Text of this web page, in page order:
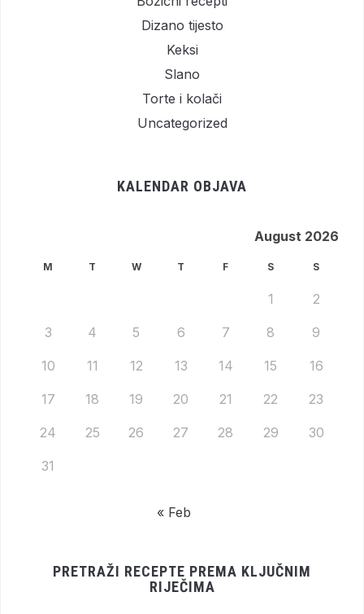
Dizano tijesto
Keksi
Slano
Torte i kolači
Uncategorized
KALENDAR OBJAVA
August 2026
M T W T F S S
1 2
3 4 5 6 7 8 9
10 11 12 13 14 15 16
17 18 19 20 21 22 23
24 25 26 27 28 29 30
31
« Feb
PRETRAŽI RECEPTE PREMA KLJUČNIM
RIJEČIMA